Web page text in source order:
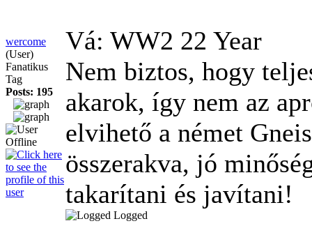
wercome
(User)
Fanatikus
Tag
Posts: 195
Vá: WW2 22 Year
Nem biztos, hogy
akarok, így nem az
elvihető a német
összerakva, jó
takarítani és javítani!
Logged